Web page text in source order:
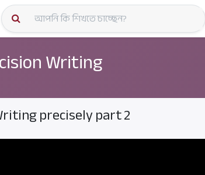
Writing
precisely part 2